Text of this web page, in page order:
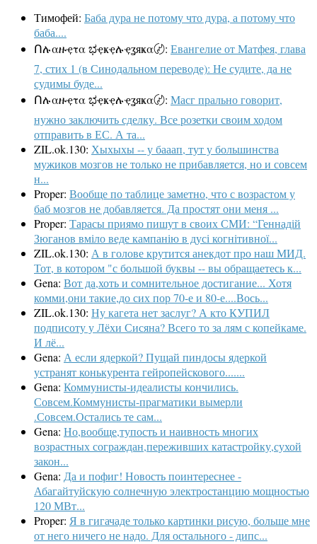
Тимофей: Баба дура не потому что дура, а потому что
баба....
Ոሉαዙҿτα ಭҿҝҿሉҿʓяҝα〄: Евангелие от Матфея, глава
7, стих 1 (в Синодальном переводе): Не судите, да не
судимы буде...
Ոሉαዙҿτα ಭҿҝҿሉҿʓяҝα〄: Масг прально говорит,
нужно заключить сделку. Все розетки своим ходом
отправить в ЕС. А та...
ZIL.ok.130: Хыхыхы -- у бааап, тут у большинства
мужиков мозгов не только не прибавляется, но и совсем
н...
Proper: Вообще по таблице заметно, что с возрастом у
баб мозгов не добавляется. Да простят они меня ...
Proper: Тарасы приямо пишут в своих СМИ: “Геннадій
Зюганов вміло веде кампанію в дусі когнітивної...
ZIL.ok.130: А в голове крутится анекдот про наш МИД.
Тот, в котором "с большой буквы -- вы обращаетесь к...
Gena: Вот да,хоть и сомнительное достигание... Хотя
комми,они такие,до сих пор 70-е и 80-е....Вось...
ZIL.ok.130: Ну кагета нет заслуг? А кто КУПИЛ
подписоту у Лёхи Сисяна? Всего то за лям с копейкаме.
И лё...
Gena: А если ядеркой? Пущай пиндосы ядеркой
устранят конькурента гейропейскового.......
Gena: Коммунисты-идеалисты кончились.
Совсем.Коммунисты-прагматики вымерли
.Совсем.Остались те сам...
Gena: Но,вообще,тупость и наивность многих
возрастных сограждан,переживших катастройку,сухой
закон...
Gena: Да и пофиг! Новость поинтереснее -
Абагайтуйскую солнечную электростанцию мощностью
120 МВт...
Proper: Я в гигачаде только картинки рисую, больше мне
от него ничего не надо. Для остального - дипс...